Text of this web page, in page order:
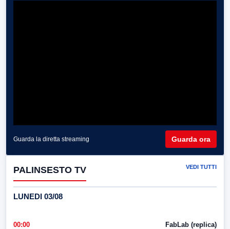
Guarda la diretta streaming Guarda ora
PALINSESTO TV VEDI TUTTI
LUNEDI 03/08
00:00 FabLab (replica)